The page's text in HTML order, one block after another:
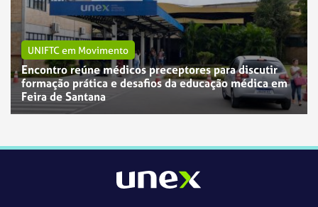
UNIFTC em Movimento
Encontro reúne médicos preceptores para discutir
formação prática e desafios da educação médica em
Feira de Santana
UNIFTC em Movimento
UniFTC Juazeiro e Petrolina abrem seleção para
UNIFTC em Movimento
UNEX Jequié abre seleção para preceptor de estágio
do curso de Enfermagem na Atenção Primária à